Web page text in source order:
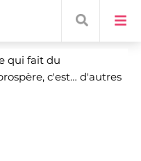
qui fait du
c'est… d'autres